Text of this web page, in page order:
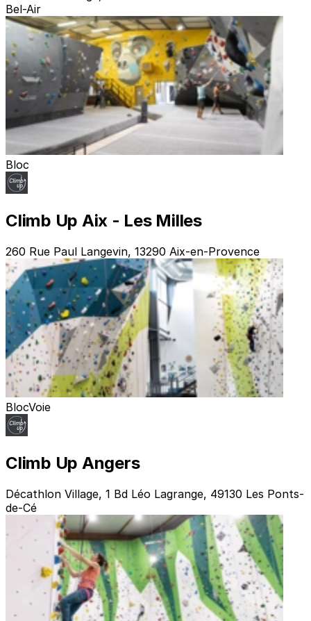
Bel-Air
Bloc
Climb Up Aix - Les Milles
260 Rue Paul Langevin, 13290 Aix-en-Provence
BlocVoie
Climb Up Angers
Décathlon Village, 1 Bd Léo Lagrange, 49130 Les Ponts-
de-Cé